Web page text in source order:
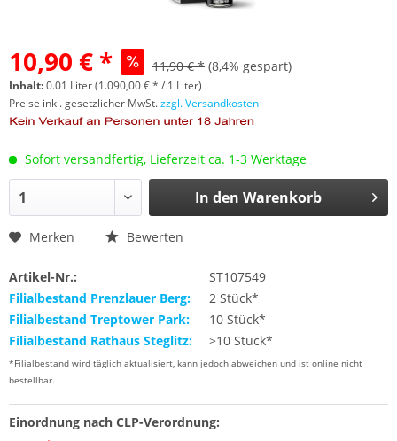
10,90 € * 11,90 € * (8,4% gespart)
Inhalt:0.01 Liter (1.090,00 € * / 1 Liter)
Preise inkl. gesetzlicher MwSt.zzgl. Versandkosten
Sofort versandfertig, Lieferzeit ca. 1-3 Werktage
In den Warenkorb
Merken Bewerten
Artikel-Nr.:
ST107549
Filialbestand Prenzlauer Berg:
2 Stück*
Filialbestand Treptower Park:
10 Stück*
Filialbestand Rathaus Steglitz:
>10 Stück*
*Filialbestand wird täglich aktualisiert, kann jedoch abweichen und ist online nicht
bestellbar.
Einordnung nach CLP-Verordnung: